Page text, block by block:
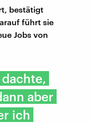
bestätigt
führt sie
Jobs von
aber
ich